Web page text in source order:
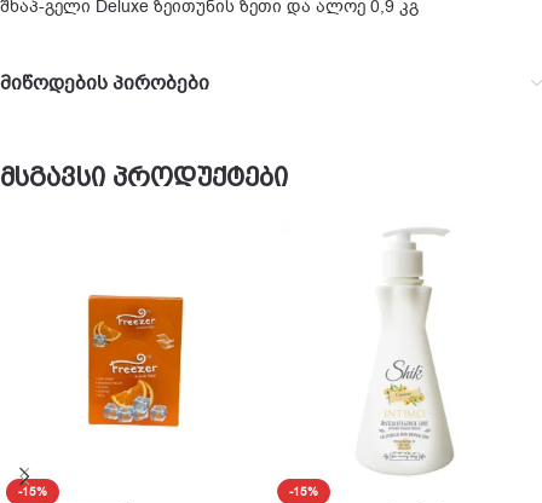
შხაპ-გელი Deluxe ზეითუნის ზეთი და ალოე 0,9 კგ
მიწოდების პირობები
მსგავსი პროდუქტები
-15%
-15%